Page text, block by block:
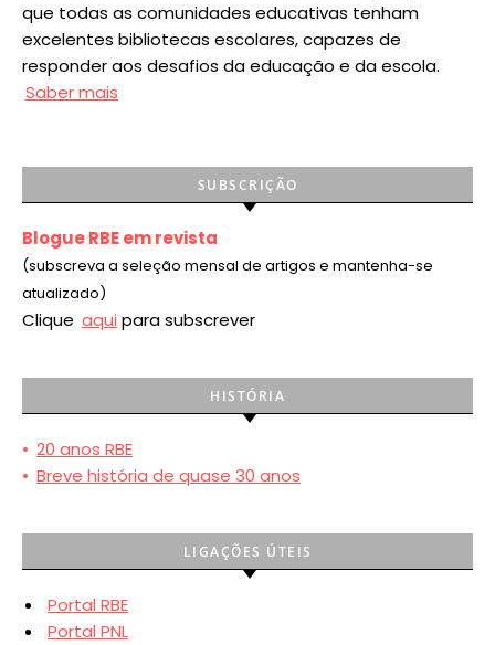
que todas as comunidades educativas tenham
excelentes bibliotecas escolares, capazes de
responder aos desafios da educação e da escola.
Saber mais
SUBSCRIÇÃO
Blogue RBE em revista
(subscreva a seleção mensal de artigos e mantenha-se
atualizado)
Clique aqui para subscrever
HISTÓRIA
• 20 anos RBE
• Breve história de quase 30 anos
LIGAÇÕES ÚTEIS
Portal RBE
Portal PNL